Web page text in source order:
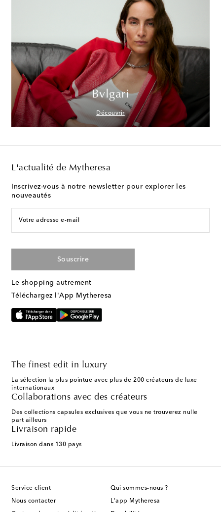
Bvlgari
Découvrir
L'actualité de Mytheresa
Inscrivez-vous à notre newsletter pour explorer les
nouveautés
Votre adresse e-mail
Souscrire
Le shopping autrement
Téléchargez l'App Mytheresa
The finest edit in luxury
La sélection la plus pointue avec plus de 200 créateurs de luxe
internationaux
Collaborations avec des créateurs
Des collections capsules exclusives que vous ne trouverez nulle
part ailleurs
Livraison rapide
Livraison dans 130 pays
Service client
Nous contacter
Qui sommes-nous ?
L'app Mytheresa